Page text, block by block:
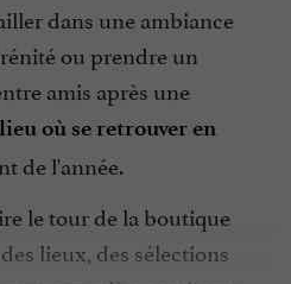
dans une ambiance
ou prendre un
amis après une
où se retrouver en
de l'année.
le tour de la boutique
lieux, des sélections